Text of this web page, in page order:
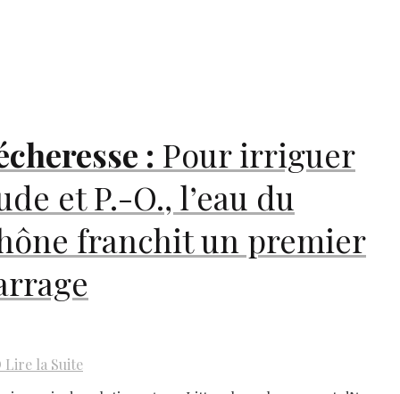
: Pour irriguer
et P.-O., l’eau du
franchit un premier
Lire la Suite